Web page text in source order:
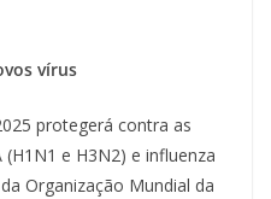
vírus
protegerá contra as
e H3N2) e influenza
Organização Mundial da